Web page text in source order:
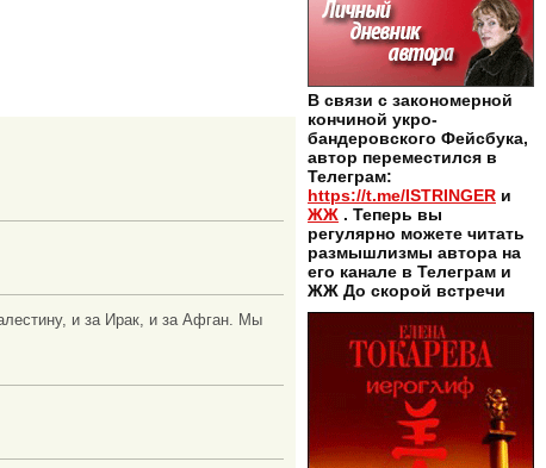
и за Ирак, и за Афган. Мы
В связи с закономерной
кончиной укро-
бандеровского Фейсбука,
автор переместился в
Телеграм:
https://t.me/ISTRINGER и
ЖЖ . Теперь вы
регулярно можете читать
размышлизмы автора на
его канале в Телеграм и
ЖЖ До скорой встречи